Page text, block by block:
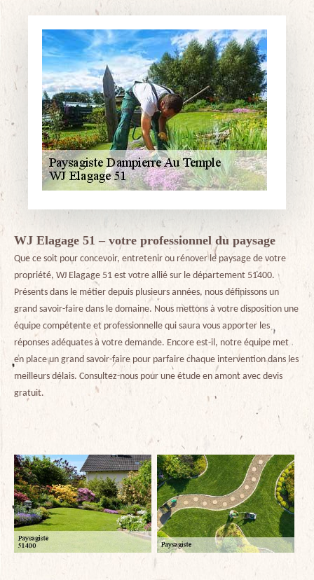
WJ Elagage 51 – votre professionnel du paysage
Que ce soit pour concevoir, entretenir ou rénover le paysage de votre
propriété, WJ Elagage 51 est votre allié sur le département 51400.
Présents dans le métier depuis plusieurs années, nous définissons un
grand savoir-faire dans le domaine. Nous mettons à votre disposition une
équipe compétente et professionnelle qui saura vous apporter les
réponses adéquates à votre demande. Encore est-il, notre équipe met
en place un grand savoir-faire pour parfaire chaque intervention dans les
meilleurs délais. Consultez-nous pour une étude en amont avec devis
gratuit.